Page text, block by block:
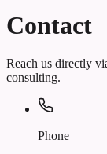
Contact
Reach us directly
consulting.
Phone